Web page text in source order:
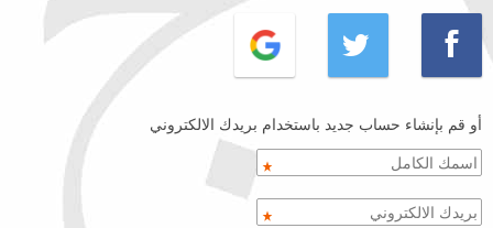
أو قم بإنشاء حساب جديد باستخدام بريدك الالكتروني